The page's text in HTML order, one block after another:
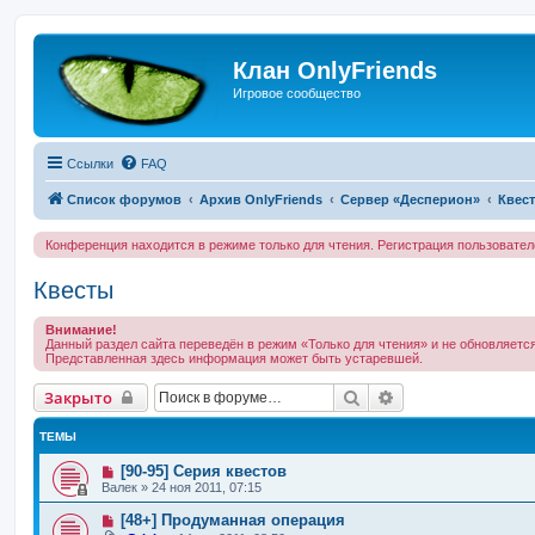
Клан OnlyFriends
Игровое сообщество
Ссылки FAQ
Список форумов Архив OnlyFriends Сервер «Десперион»
Конференция находится в режиме только для чтения. Регистрация
Квесты
Внимание!
Данный раздел сайта переведён в режим «Только для чтения» и не
Представленная здесь информация может быть устаревшей.
Закрыто Поиск
ТЕМЫ
[90-95] Серия квестов
Валек » 24 ноя 2011, 07:15
[48+] Продуманная операция